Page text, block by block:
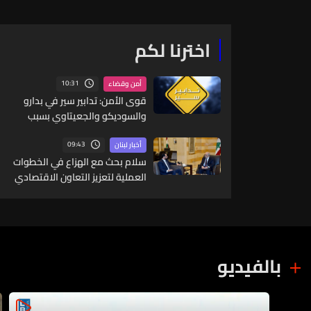
اخترنا لكم
أمن وقضاء 10:31
قوى الأمن: تدابير سير في بدارو
والسوديكو والجعيتاوي بسبب
أخبار لبنان 09:43
سلام بحث مع الهزاع في الخطوات
العملية لتعزيز التعاون الاقتصادي
بالفيديو